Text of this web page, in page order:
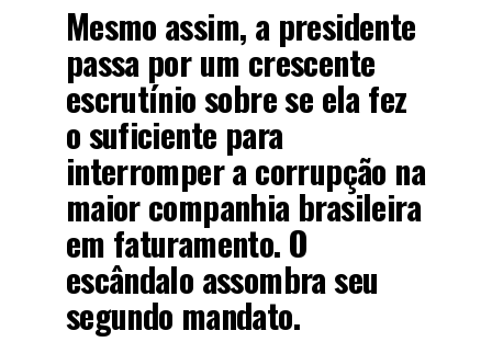
Mesmo assim, a presidente
passa por um crescente
escrutínio sobre se ela fez
o suficiente para
interromper a corrupção na
maior companhia brasileira
em faturamento. O
escândalo assombra seu
segundo mandato.